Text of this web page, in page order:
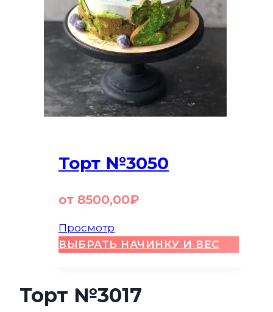
Торт №3050
от 8500,00₽
Просмотр
ВЫБРАТЬ НАЧИНКУ И ВЕС
Торт №3017